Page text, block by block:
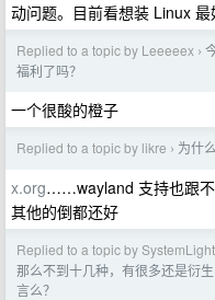
动问题。目前看想装 Linux 最
Replied to a topic by Leeeeex ›
福利了吗？
一个很酸的橙子
Replied to a topic by likre › 为什
x.org……wayland 支持也跟不
其他的倒都还好
Replied to a topic by SystemLight
那么不到十几种，有很多还是衍
言么？